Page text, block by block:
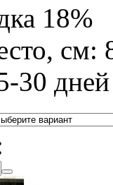
18%
см:
30 дней